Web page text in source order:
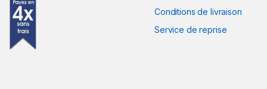
Conditions de livraison
Service de reprise